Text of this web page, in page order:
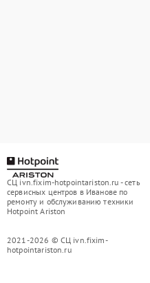
СЦ ivn.fixim-hotpointariston.ru - сеть
сервисных центров в Иванове по
ремонту и обслуживанию техники
Hotpoint Ariston
2021-2026 © СЦ ivn.fixim-
hotpointariston.ru